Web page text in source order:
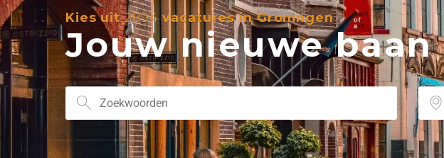
Kies uit2894 vacatures in Groningen
Jouw nieuwe